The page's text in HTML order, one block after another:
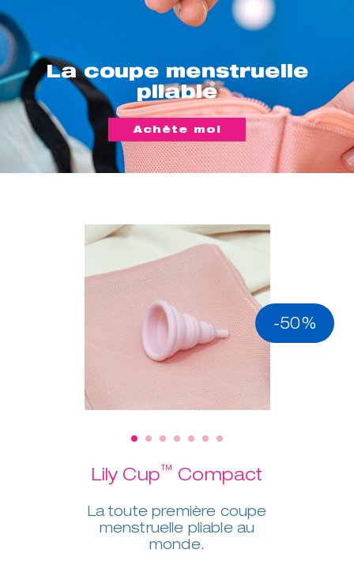
La coupe menstruelle
pliable
Achète moi
-50%
Lily Cup™ Compact
La toute première coupe
menstruelle pliable au
monde.